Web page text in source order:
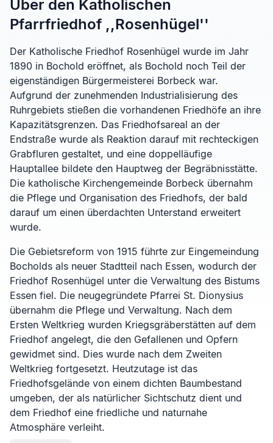
Über den Katholischen
Pfarrfriedhof ,,Rosenhügel''
Der Katholische Friedhof Rosenhügel wurde im Jahr
1890 in Bochold eröffnet, als Bochold noch Teil der
eigenständigen Bürgermeisterei Borbeck war.
Aufgrund der zunehmenden Industrialisierung des
Ruhrgebiets stießen die vorhandenen Friedhöfe an ihre
Kapazitätsgrenzen. Das Friedhofsareal an der
Endstraße wurde als Reaktion darauf mit rechteckigen
Grabfluren gestaltet, und eine doppelläufige
Hauptallee bildete den Hauptweg der Begräbnisstätte.
Die katholische Kirchengemeinde Borbeck übernahm
die Pflege und Organisation des Friedhofs, der bald
darauf um einen überdachten Unterstand erweitert
wurde.
Die Gebietsreform von 1915 führte zur Eingemeindung
Bocholds als neuer Stadtteil nach Essen, wodurch der
Friedhof Rosenhügel unter die Verwaltung des Bistums
Essen fiel. Die neugegründete Pfarrei St. Dionysius
übernahm die Pflege und Verwaltung. Nach dem
Ersten Weltkrieg wurden Kriegsgräberstätten auf dem
Friedhof angelegt, die den Gefallenen und Opfern
gewidmet sind. Dies wurde nach dem Zweiten
Weltkrieg fortgesetzt. Heutzutage ist das
Friedhofsgelände von einem dichten Baumbestand
umgeben, der als natürlicher Sichtschutz dient und
dem Friedhof eine friedliche und naturnahe
Atmosphäre verleiht.